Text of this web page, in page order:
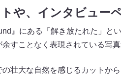
や、インタビュー
』にある「解き放たれた」と
すことなく表現されている写真
壮大な自然を感じるカットか